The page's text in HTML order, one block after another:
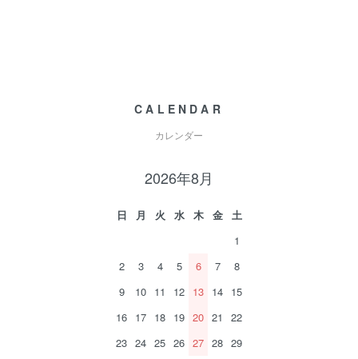
CALENDAR
カレンダー
2026年8月
日 月 火 水 木 金
土
1
2
3 4 5 6 7
8
9
10 11 12 13 14 15
16 17 18 19 20 21
22
23 24 25 26 27 28 29